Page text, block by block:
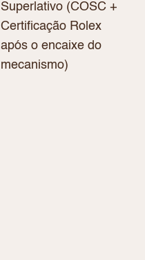
Superlativo (COSC +
Certificação Rolex
após o encaixe do
mecanismo)